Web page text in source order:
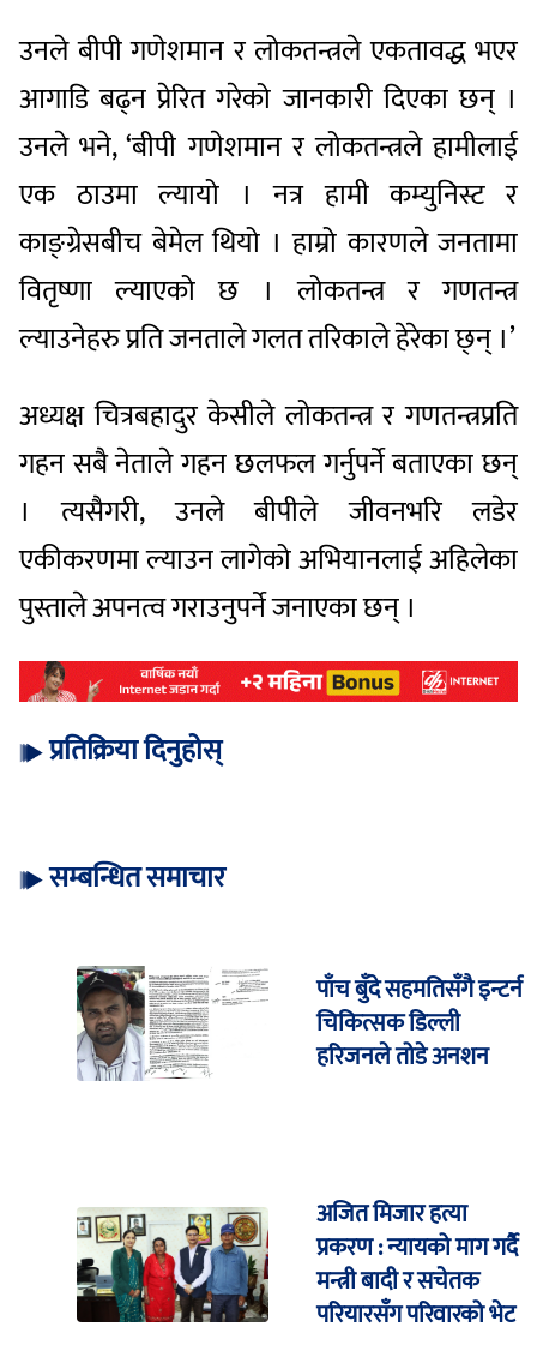
उनले बीपी गणेशमान र लोकतन्त्रले एकतावद्ध भएर
आगाडि बढ्न प्रेरित गरेको जानकारी दिएका छन् ।
उनले भने, ‘बीपी गणेशमान र लोकतन्त्रले हामीलाई
एक ठाउमा ल्यायो । नत्र हामी कम्युनिस्ट र
काङ्ग्रेसबीच बेमेल थियो । हाम्रो कारणले जनतामा
वितृष्णा ल्याएको छ । लोकतन्त्र र गणतन्त्र
ल्याउनेहरु प्रति जनताले गलत तरिकाले हेरेका छ्न् ।’
अध्यक्ष चित्रबहादुर केसीले लोकतन्त्र र गणतन्त्रप्रति
गहन सबै नेताले गहन छलफल गर्नुपर्ने बताएका छन्
। त्यसैगरी, उनले बीपीले जीवनभरि लडेर
एकीकरणमा ल्याउन लागेको अभियानलाई अहिलेका
पुस्ताले अपनत्व गराउनुपर्ने जनाएका छन् ।
प्रतिक्रिया दिनुहोस्
सम्बन्धित समाचार
पाँच बुँदे सहमतिसँगै इन्टर्न
चिकित्सक डिल्ली
हरिजनले तोडे अनशन
अजित मिजार हत्या
प्रकरण : न्यायको माग गर्दै
मन्त्री बादी र सचेतक
परियारसँग परिवारको भेट